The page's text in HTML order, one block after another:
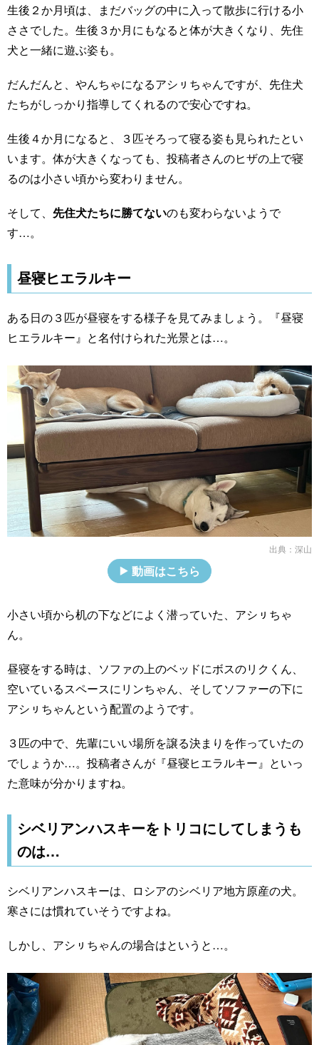
生後２か月頃は、まだバッグの中に入って散歩に行ける小
ささでした。生後３か月にもなると体が大きくなり、先住
犬と一緒に遊ぶ姿も。
だんだんと、やんちゃになるアシㇼちゃんですが、先住犬
たちがしっかり指導してくれるので安心ですね。
生後４か月になると、３匹そろって寝る姿も見られたとい
います。体が大きくなっても、投稿者さんのヒザの上で寝
るのは小さい頃から変わりません。
そして、 先住犬たちに勝てないのも変わらないようで
す…。
昼寝ヒエラルキー
ある日の３匹が昼寝をする様子を見てみましょう。『昼寝
ヒエラルキー』と名付けられた光景とは…。
出典： 深山
動画はこちら
小さい頃から机の下などによく潜っていた、アシㇼちゃ
ん。
昼寝をする時は、ソファの上のベッドにボスのリクくん、
空いているスペースにリンちゃん、そしてソファーの下に
アシㇼちゃんという配置のようです。
３匹の中で、先輩にいい場所を譲る決まりを作っていたの
でしょうか…。投稿者さんが『昼寝ヒエラルキー』といっ
た意味が分かりますね。
シベリアンハスキーをトリコにしてしまうも
のは…
シベリアンハスキーは、ロシアのシベリア地方原産の犬。
寒さには慣れていそうですよね。
しかし、アシㇼちゃんの場合はというと…。